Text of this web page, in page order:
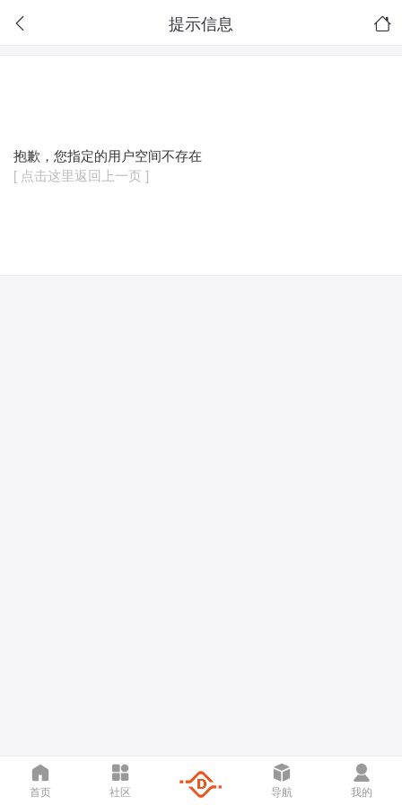
提示信息
抱歉，您指定的用户空间不存在
[ 点击这里返回上一页 ]
首页 社区 导航 我的